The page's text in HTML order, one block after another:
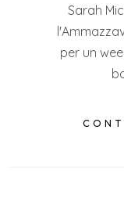
Sarah
per un